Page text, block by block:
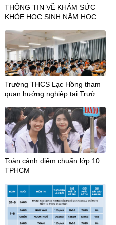
THÔNG TIN VỀ KHÁM SỨC
KHỎE HỌC SINH NĂM HỌC
Trường THCS Lạc Hồng tham
quan hướng nghiệp tại Trường
ghệ Hùng Vương
Toàn cảnh điểm chuẩn lớp 10
TPHCM